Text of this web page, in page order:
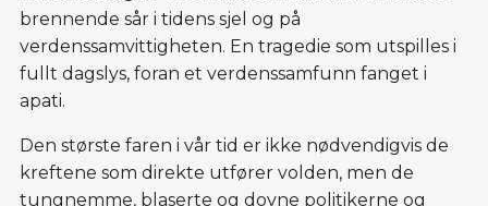
brennende sår i tidens sjel og på
verdenssamvittigheten. En tragedie som utspilles i
fullt dagslys, foran et verdenssamfunn fanget i
apati.
Den største faren i vår tid er ikke nødvendigvis de
kreftene som direkte utfører volden, men de
tungnemme, blaserte og dovne politikerne og